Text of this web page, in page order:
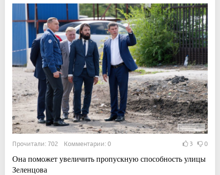
Прочитали: 702 Комментарии: 0 3 0
Она поможет увеличить пропускную способность улицы
Зеленцова